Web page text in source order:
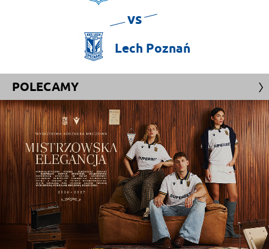
vs
Lech Poznań
POLECAMY